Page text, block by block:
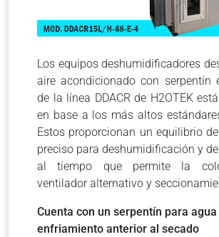
Los equipos deshumidificadores
aire acondicionado con serpentín
de la línea DDACR de H2OTEK
en base a los más altos
Estos proporcionan un equilibrio
preciso para deshumidificación y
al tiempo que permite la
ventilador alternativo y
Cuenta con un serpentín para
enfriamiento anterior al secado